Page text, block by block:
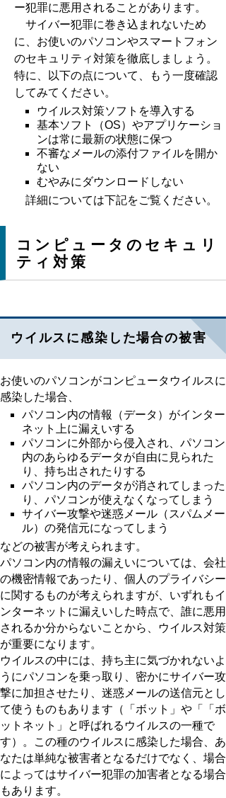
ー犯罪に悪用されることがあります。
サイバー犯罪に巻き込まれないため
に、お使いのパソコンやスマートフォン
のセキュリティ対策を徹底しましょう。
特に、以下の点について、もう一度確認
してみてください。
ウイルス対策ソフトを導入する
基本ソフト（OS）やアプリケーショ
ンは常に最新の状態に保つ
不審なメールの添付ファイルを開か
ない
むやみにダウンロードしない
詳細については下記をご覧ください。
コンピュータのセキュリ
ティ対策
ウイルスに感染した場合の被害
お使いのパソコンがコンピュータウイルスに
感染した場合、
パソコン内の情報（データ）がインター
ネット上に漏えいする
パソコンに外部から侵入され、パソコン
内のあらゆるデータが自由に見られた
り、持ち出されたりする
パソコン内のデータが消されてしまった
り、パソコンが使えなくなってしまう
サイバー攻撃や迷惑メール（スパムメー
ル）の発信元になってしまう
などの被害が考えられます。
パソコン内の情報の漏えいについては、会社
の機密情報であったり、個人のプライバシー
に関するものが考えられますが、いずれもイ
ンターネットに漏えいした時点で、誰に悪用
されるか分からないことから、ウイルス対策
が重要になります。
ウイルスの中には、持ち主に気づかれないよ
うにパソコンを乗っ取り、密かにサイバー攻
撃に加担させたり、迷惑メールの送信元とし
て使うものもあります（「ボット」や「「ボ
ットネット」と呼ばれるウイルスの一種で
す）。この種のウイルスに感染した場合、あ
なたは単純な被害者となるだけでなく、場合
によってはサイバー犯罪の加害者となる場合
もあります。